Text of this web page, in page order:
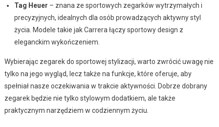
Tag Heuer – znana ze sportowych zegarków wytrzymałych i
precyzyjnych, idealnych dla osób prowadzących aktywny styl
życia. Modele takie jak Carrera łączy sportowy design z
eleganckim wykończeniem.
Wybierając zegarek do sportowej stylizacji, warto zwrócić uwagę nie
tylko na jego wygląd, lecz także na funkcje, które oferuje, aby
spełniał nasze oczekiwania w trakcie aktywności. Dobrze dobrany
zegarek będzie nie tylko stylowym dodatkiem, ale także
praktycznym narzędziem w codziennym życiu.